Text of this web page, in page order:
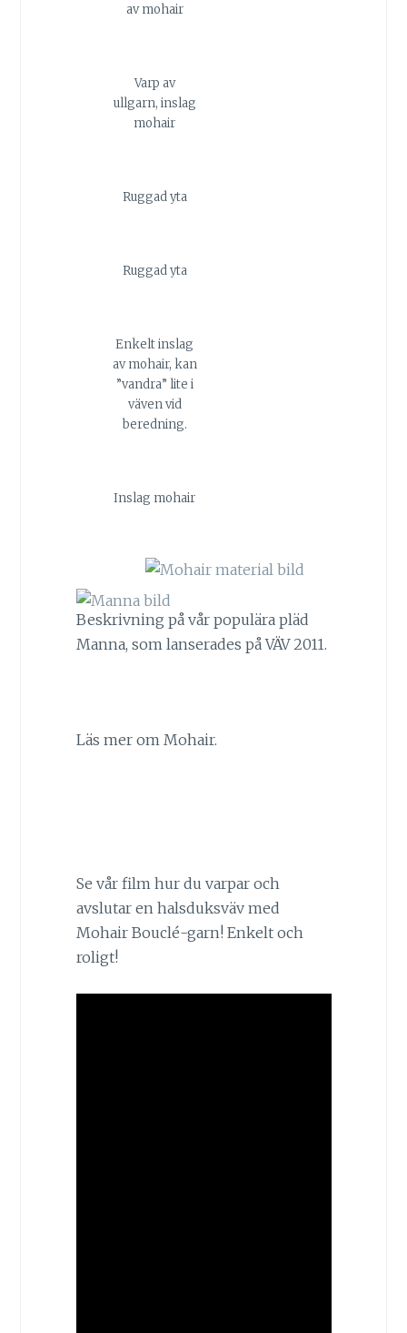
av mohair
Varp av
ullgarn, inslag
mohair
Ruggad yta
Ruggad yta
Enkelt inslag
av mohair, kan
”vandra” lite i
väven vid
beredning.
Inslag mohair
Beskrivning på vår populära pläd
Manna, som lanserades på VÄV 2011.
Läs mer om Mohair.
Se vår film hur du varpar och
avslutar en halsduksväv med
Mohair Bouclé-garn! Enkelt och
roligt!